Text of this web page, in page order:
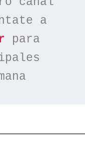
a
para